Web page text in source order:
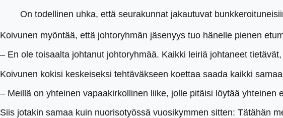
On todellinen uhka, että seurakunnat jakautuvat
Koivunen myöntää, että johtoryhmän jäsenyys tuo hänelle pienen
– En ole toisaalta johtanut johtoryhmää. Kaikki leiriä johtaneet
Koivunen kokisi keskeiseksi tehtäväkseen koettaa saada kaikki
– Meillä on yhteinen vapaakirkollinen liike, jolle pitäisi löytää yhteinen
Siis jotakin samaa kuin nuorisotyössä vuosikymmen sitten: Tätähän